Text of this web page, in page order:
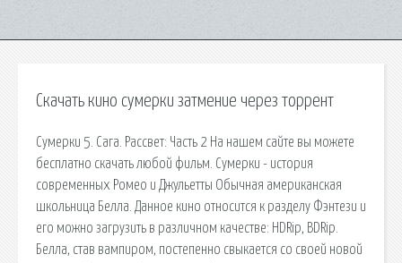
Скачать кино сумерки затмение через торрент
Сумерки 5. Сага. Рассвет: Часть 2 На нашем сайте вы можете
бесплатно скачать любой фильм. Сумерки - история
современных Ромео и Джульетты Обычная американская
школьница Белла. Данное кино относится к разделу Фэнтези и
его можно загрузить в различном качестве: HDRip, BDRip.
Белла, став вампиром, постепенно свыкается со своей новой